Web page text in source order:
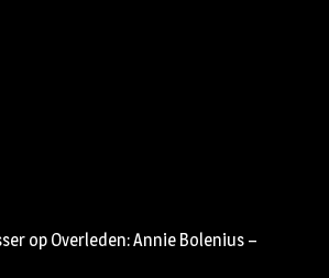
op Overleden: Annie Bolenius –